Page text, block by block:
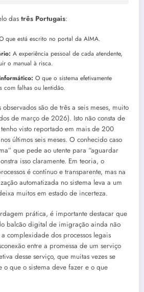
das três Portugais:
que está escrito no portal da AIMA.
A experiência pessoal de cada atendente,
o manual à risca.
O que o sistema efetivamente
com falhas ou lentidão.
são de três a seis meses, muito
de março de 2026). Isto não consta de
visto reportado em mais de 200
últimos seis meses. O conhecido caso
que pede ao utente para “aguardar
isso claramente. Em teoria, o
é contínuo e transparente, mas na
automatizada no sistema leva a um
muitos em estado de incerteza.
prática, é importante destacar que
balcão digital de imigração ainda não
complexidade dos processos legais
entre a promessa de um serviço
desse serviço, que muitas vezes se
o que o sistema deve fazer e o que